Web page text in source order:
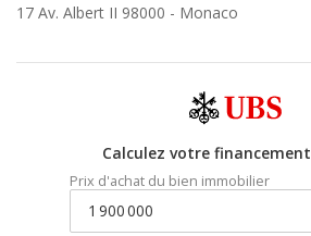
17 Av. Albert II 98000 - Monaco
Calculez votre
Prix d'achat du bien immobilier